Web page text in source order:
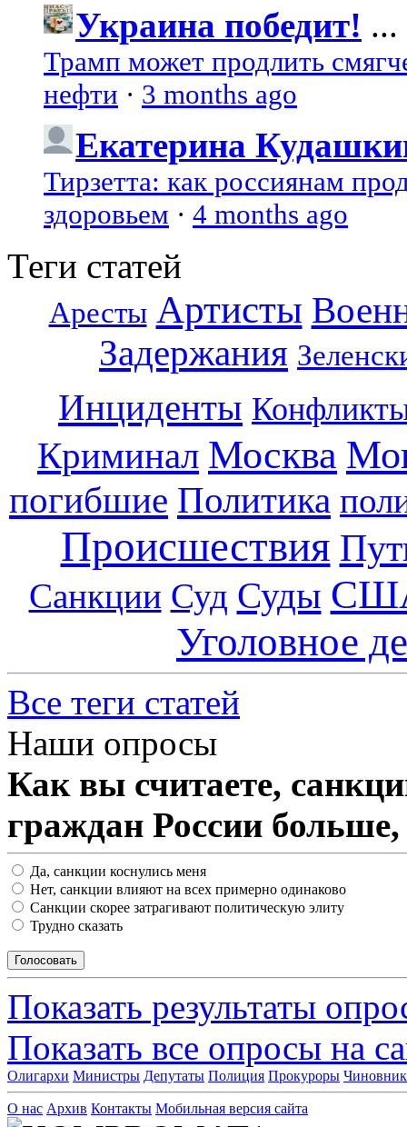
Украина победит! ...
Трамп может продлить
нефти · 3 months ago
Екатерина
Тирзетта: как россиянам
здоровьем · 4 months ago
Теги статей
Аресты Артисты
Задержания
Инциденты
Криминал Москва
погибшие Политика
Происшествия
Санкции Суд Суды
Уголовное
Все теги статей
Наши опросы
Как вы считаете,
граждан России
Да, санкции коснулись меня
Нет, санкции влияют на всех примерно одинаково
Санкции скорее затрагивают политическую элиту
Трудно сказать
Показать результаты
Показать все опросы на
Олигархи Министры Депутаты Полиция Прокуроры
О нас Архив Контакты Мобильная версия сайта